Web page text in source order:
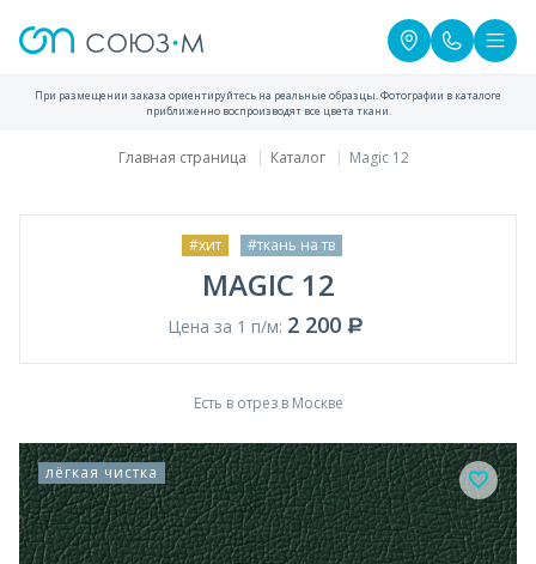
При размещении заказа ориентируйтесь на реальные образцы. Фотографии в каталоге
приближенно воспроизводят все цвета ткани.
Главная страница Каталог Magic 12
#хит #ткань на тв
MAGIC 12
Цена за 1 п/м: 2 200
Есть в отрез в Москве
лёгкая чистка